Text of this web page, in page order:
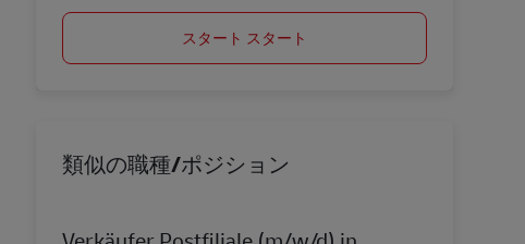
スタート スタート
類似の職種/ポジション